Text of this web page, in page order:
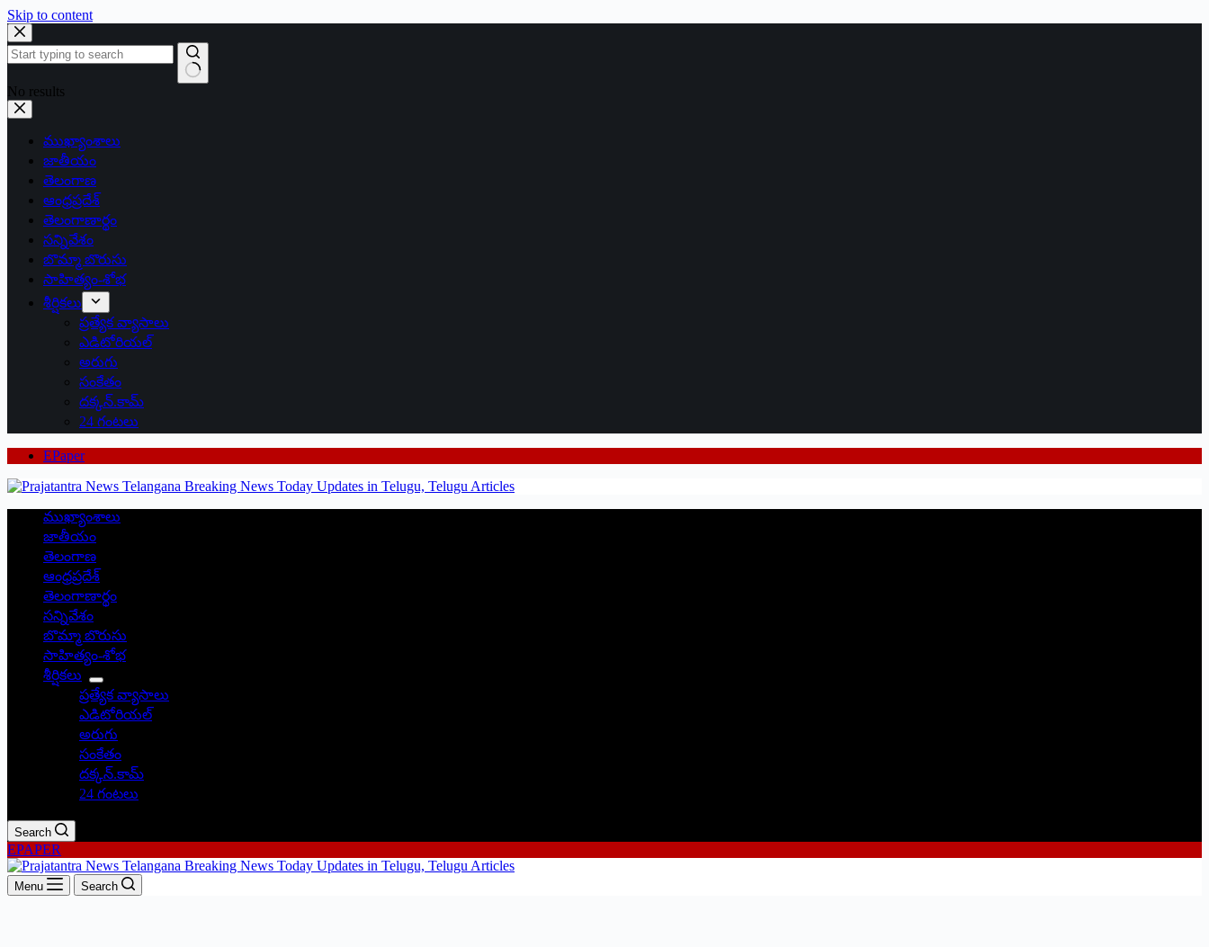
Skip to content
No results
ముఖ్యాంశాలు
జాతీయం
తెలంగాణ
ఆంధ్రప్రదేశ్
తెలంగాణార్థం
సన్నివేశం
బొమ్మా బొరుసు
సాహిత్యం-శోభ
శీర్షికలు
ప్రత్యేక వ్యాసాలు
ఎడిటోరియల్
అరుగు
సంకేతం
దక్కన్.కామ్
24 గంటలు
EPaper
ముఖ్యాంశాలు
జాతీయం
తెలంగాణ
ఆంధ్రప్రదేశ్
తెలంగాణార్థం
సన్నివేశం
బొమ్మా బొరుసు
సాహిత్యం-శోభ
శీర్షికలు
ప్రత్యేక వ్యాసాలు
ఎడిటోరియల్
అరుగు
సంకేతం
దక్కన్.కామ్
24 గంటలు
Search
EPAPER
Menu Search